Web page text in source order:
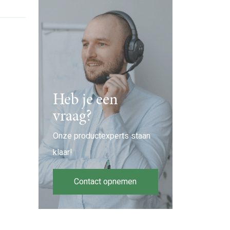
Heb je een
vraag?
Onze productexperts staan
klaar!
Contact opnemen